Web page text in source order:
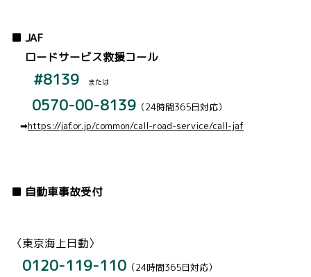
■ JAF
ロードサービス救援コール
#8139 または
0570-00-8139 （24時間365日対応）
➡https://jaf.or.jp/common/call-road-service/call-jaf
■ 自動車事故受付
〈東京海上日動〉
0120-119-110 （24時間365日対応）